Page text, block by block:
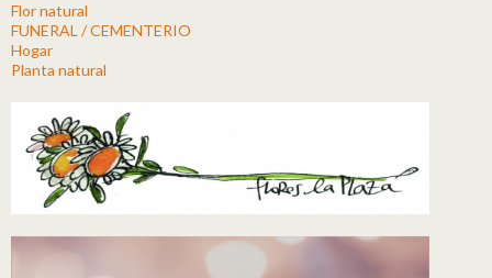
Flor natural
FUNERAL / CEMENTERIO
Hogar
Planta natural